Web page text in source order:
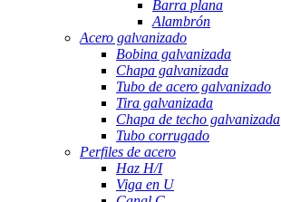
Barra plana
Alambrón
Acero galvanizado
Bobina galvanizada
Chapa galvanizada
Tubo de acero galvanizado
Tira galvanizada
Chapa de techo galvanizada
Tubo corrugado
Perfiles de acero
Haz H/I
Viga en U